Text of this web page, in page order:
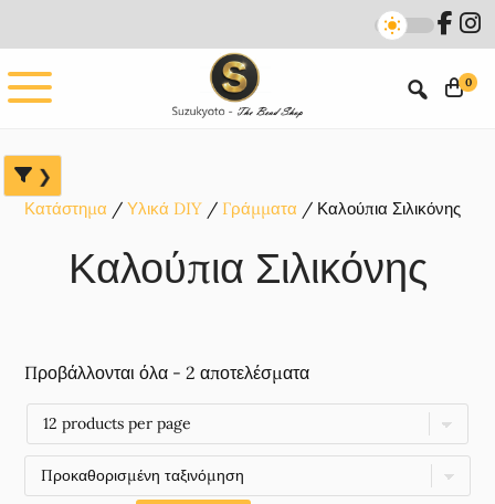
main
content
primary
sidebar
footer
0
Κατάστημα Υλικά DIY Γράμματα Καλούπια Σιλικόνης
Καλούπια Σιλικόνης
Προβάλλονται όλα - 2 αποτελέσματα